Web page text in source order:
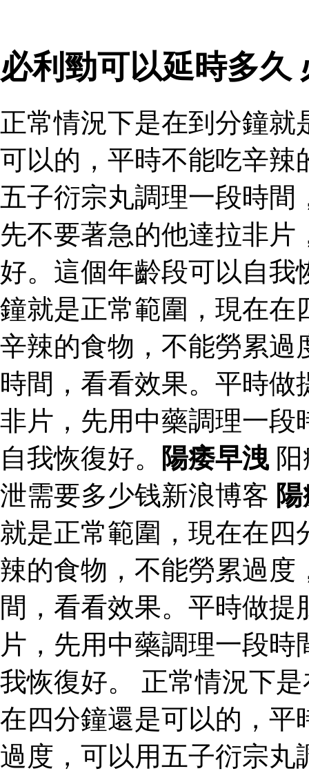
必利勁可以延時多久
正常情況下是在到分鐘
可以的，平時不能吃辛辣
五子衍宗丸調理一段時
先不要著急的他達拉非
好。這個年齡段可以自我
鐘就是正常範圍，現在在
辛辣的食物，不能勞累過
時間，看看效果。平時
非片，先用中藥調理一段
自我恢復好。
陽痿早洩
泄需要多少钱新浪博客
就是正常範圍，現在在四
辣的食物，不能勞累過度
間，看看效果。平時做
片，先用中藥調理一段
我恢復好。 正常情況下
在四分鐘還是可以的，平
過度，可以用五子衍宗丸